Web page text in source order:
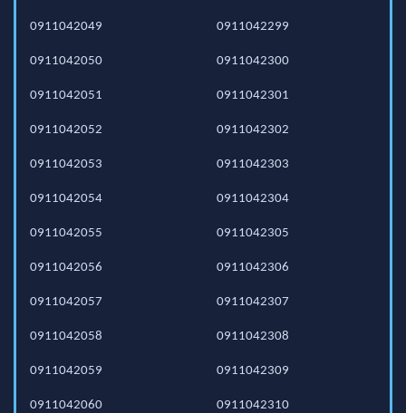
0911042049
0911042050
0911042051
0911042052
0911042053
0911042054
0911042055
0911042056
0911042057
0911042058
0911042059
0911042060
0911042299
0911042300
0911042301
0911042302
0911042303
0911042304
0911042305
0911042306
0911042307
0911042308
0911042309
0911042310